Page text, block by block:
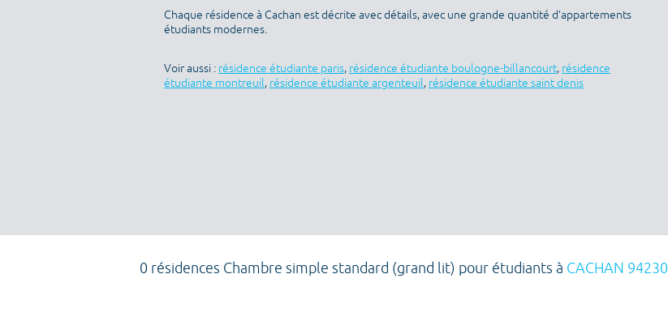
Chaque résidence à Cachan est décrite avec détails, avec une grande quantité d’appartements
étudiants modernes.
Voir aussi : résidence étudiante paris, résidence étudiante boulogne-billancourt, résidence
étudiante montreuil, résidence étudiante argenteuil, résidence étudiante saint denis
0 résidences Chambre simple standard (grand lit) pour étudiants à CACHAN 94230